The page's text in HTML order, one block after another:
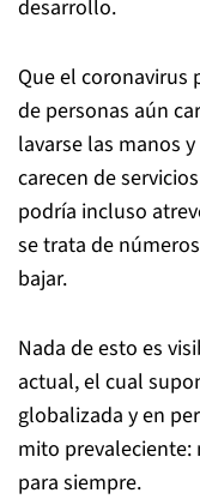
desarrollo.
Que el
de personas aún
lavarse las manos
carecen de
podría incluso
se trata de
bajar.
Nada de esto es
actual, el cual
globalizada y en
mito prevaleciente:
para siempre.